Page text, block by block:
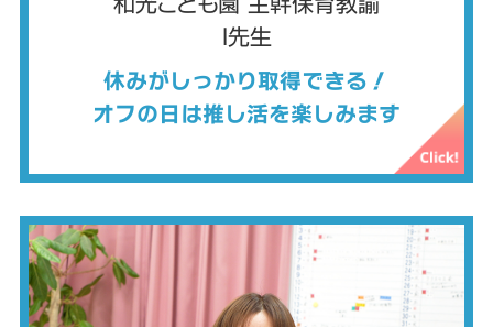
I先生
休みがしっかり取得できる！
オフの日は推し活を楽しみます